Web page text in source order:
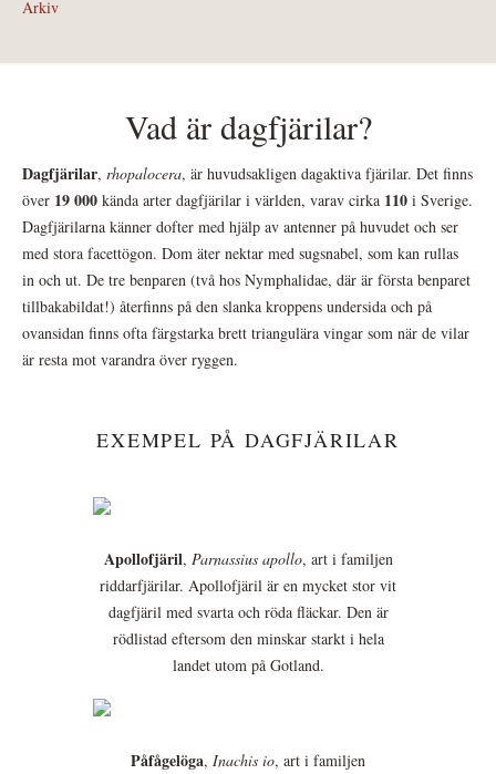
Arkiv
Vad är dagfjärilar?
Dagfjärilar, rhopalocera, är huvudsakligen dagaktiva fjärilar. Det finns
över 19 000 kända arter dagfjärilar i världen, varav cirka 110 i Sverige.
Dagfjärilarna känner dofter med hjälp av antenner på huvudet och ser
med stora facettögon. Dom äter nektar med sugsnabel, som kan rullas
in och ut. De tre benparen (två hos Nymphalidae, där är första benparet
tillbakabildat!) återfinns på den slanka kroppens undersida och på
ovansidan finns ofta färgstarka brett triangulära vingar som när de vilar
är resta mot varandra över ryggen.
EXEMPEL PÅ DAGFJÄRILAR
Apollofjäril, Parnassius apollo, art i familjen
riddarfjärilar. Apollofjäril är en mycket stor vit
dagfjäril med svarta och röda fläckar. Den är
rödlistad eftersom den minskar starkt i hela
landet utom på Gotland.
Påfågelöga, Inachis io, art i familjen